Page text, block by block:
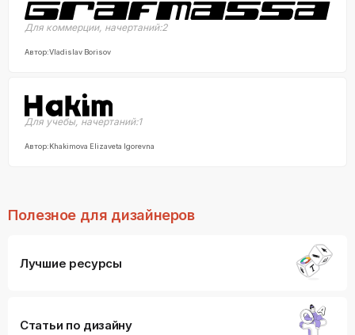
Для коммерции, начертаний:2
Автор:Vladislav Borisov
Для учебы, начертаний:1
Автор:Khakimova Elizaveta Igorevna
Полезное для дизайнеров
Лучшие ресурсы
Статьи по дизайну